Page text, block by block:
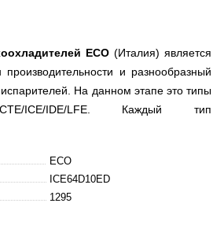
ЕСО(Италия) является
и разнообразный
На данном этапе это типы
CTE/ICE/IDE/LFE. Каждый тип
условий охлаждения
ECO
ICE64D10ED
1295